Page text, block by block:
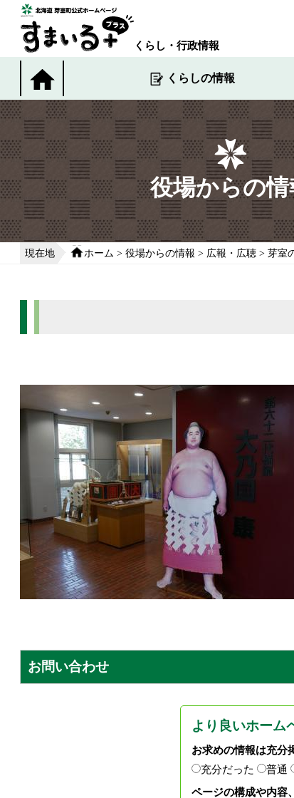
くらし・行政情報
くらしの情報
役場からの情
現在地 ホーム > 役場からの情報 > 広報・広聴 > 芽室
お問い合わせ
より良いホーム
お求めの情報は充分
充分だった
普通
ページの構成や内容